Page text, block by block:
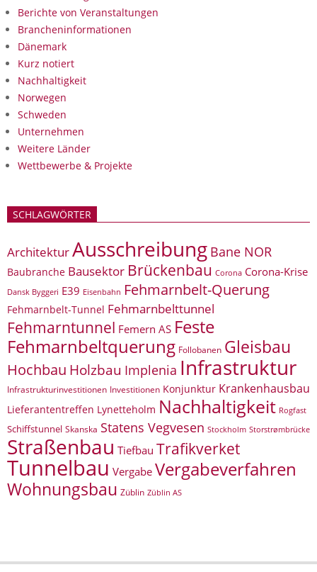
Berichte von Veranstaltungen
Brancheninformationen
Dänemark
Kurz notiert
Nachhaltigkeit
Norwegen
Schweden
Unternehmen
Weitere Länder
Wettbewerbe & Projekte
SCHLAGWÖRTER
ArchitekturAusschreibung Bane NOR
Baubranche Bausektor Brückenbau Corona Corona-Krise
Dansk Byggeri E39 Eisenbahn Fehmarnbelt-Querung
Fehmarnbelt-Tunnel Fehmarnbelttunnel
Fehmarntunnel Femern AS Feste
Fehmarnbeltquerung Follobanen Gleisbau
Hochbau Holzbau Implenia Infrastruktur
Infrastrukturinvestitionen Investitionen Konjunktur Krankenhausbau
Lieferantentreffen Lynetteholm Nachhaltigkeit Rogfast
Schiffstunnel Skanska Statens Vegvesen Stockholm Storstrømbrücke
Straßenbau Tiefbau Trafikverket
Tunnelbau Vergabe Vergabeverfahren
Wohnungsbau Züblin Züblin AS